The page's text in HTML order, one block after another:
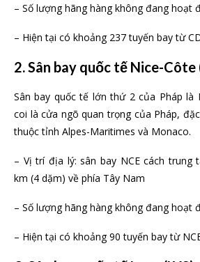
– Số lượng hãng hàng không đang hoạt
– Hiện tại có khoảng 237 tuyến bay từ
2. Sân bay quốc tế Nice-Côte
Sân bay quốc tế lớn thứ 2 của Pháp là
coi là cửa ngõ quan trọng của Pháp,
thuộc tỉnh Alpes-Maritimes và Monaco.
– Vị trí địa lý: sân bay NCE cách trung
km (4 dặm) về phía Tây Nam
– Số lượng hãng hàng không đang hoạt
– Hiện tại có khoảng 90 tuyến bay từ